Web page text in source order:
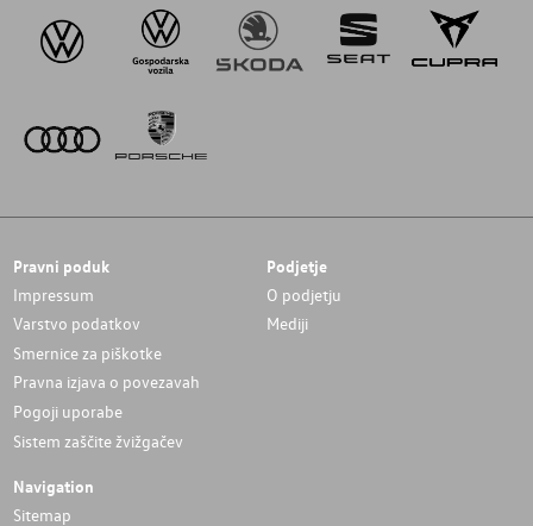
Pravni poduk
Impressum
Varstvo podatkov
Smernice za piškotke
Pravna izjava o povezavah
Pogoji uporabe
Sistem zaščite žvižgačev
Podjetje
O podjetju
Mediji
Navigation
Sitemap